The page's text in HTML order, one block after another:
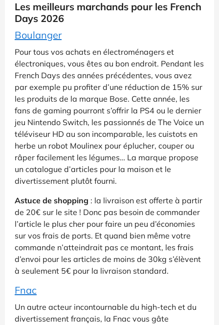
Les meilleurs marchands pour les French
Days 2026
Boulanger
Pour tous vos achats en électroménagers et
électroniques, vous êtes au bon endroit. Pendant les
French Days des années précédentes, vous avez
par exemple pu profiter d’une réduction de 15% sur
les produits de la marque Bose. Cette année, les
fans de gaming pourront s’offrir la PS4 ou le dernier
jeu Nintendo Switch, les passionnés de The Voice un
téléviseur HD au son incomparable, les cuistots en
herbe un robot Moulinex pour éplucher, couper ou
râper facilement les légumes… La marque propose
un catalogue d’articles pour la maison et le
divertissement plutôt fourni.
Astuce de shopping : la livraison est offerte à partir
de 20€ sur le site ! Donc pas besoin de commander
l’article le plus cher pour faire un peu d’économies
sur vos frais de ports. Et quand bien même votre
commande n’atteindrait pas ce montant, les frais
d’envoi pour les articles de moins de 30kg s’élèvent
à seulement 5€ pour la livraison standard.
Fnac
Un autre acteur incontournable du high-tech et du
divertissement français, la Fnac vous gâte